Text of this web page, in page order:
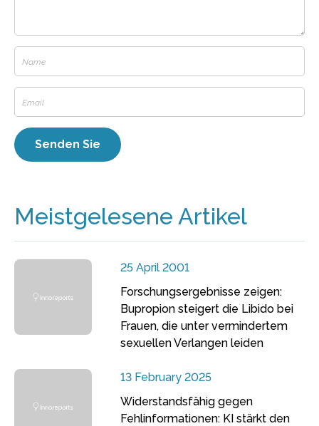
Meistgelesene Artikel
25 April 2001
Forschungsergebnisse zeigen:
Bupropion steigert die Libido bei
Frauen, die unter vermindertem
sexuellen Verlangen leiden
13 February 2025
Widerstandsfähig gegen
Fehlinformationen: KI stärkt den